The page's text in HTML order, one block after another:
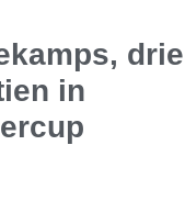
drie
in